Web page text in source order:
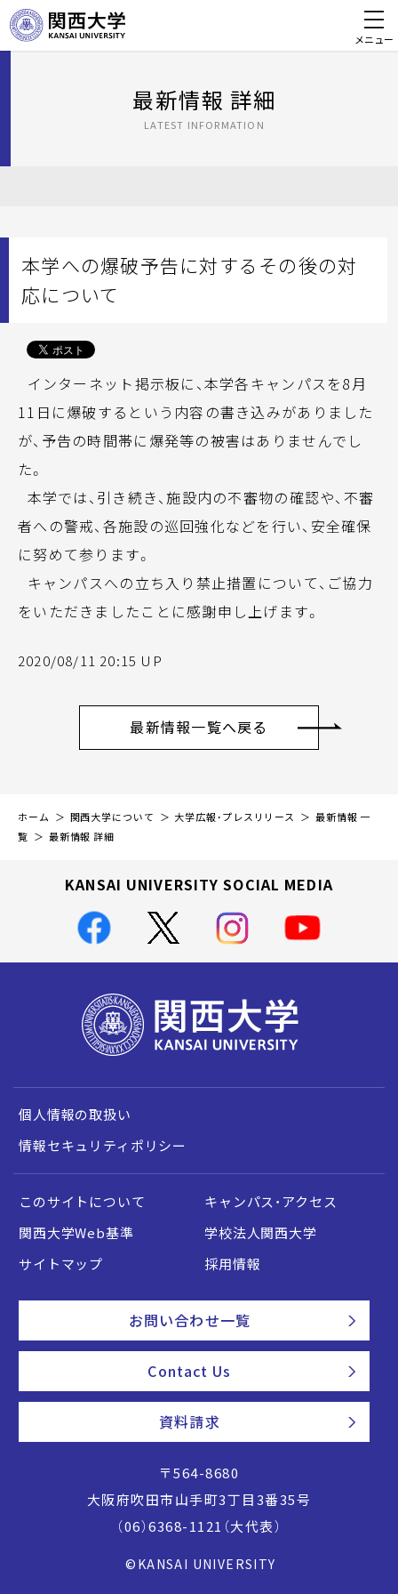
メニュー
最新情報 詳細
LATEST INFORMATION
本学への爆破予告に対するその後の対
応について
インターネット掲示板に、本学各キャンパスを8月
11日に爆破するという内容の書き込みがありました
が、予告の時間帯に爆発等の被害はありませんでし
た。
本学では、引き続き、施設内の不審物の確認や、不審
者への警戒、各施設の巡回強化などを行い、安全確保
に努めて参ります。
キャンパスへの立ち入り禁止措置について、ご協力
をいただきましたことに感謝申し上げます。
2020/08/11 20:15 UP
最新情報一覧へ戻る
ホーム 関西大学について 大学広報・プレスリリース
最新情報 一
覧
最新情報 詳細
KANSAI UNIVERSITY SOCIAL MEDIA
個人情報の取扱い
情報セキュリティポリシー
このサイトについて
キャンパス・アクセス
関西大学Web基準
学校法人関西大学
サイトマップ
採用情報
お問い合わせ一覧
Contact Us
資料請求
〒564-8680
大阪府吹田市山手町3丁目3番35号
（06）6368-1121（大代表）
©KANSAI UNIVERSITY